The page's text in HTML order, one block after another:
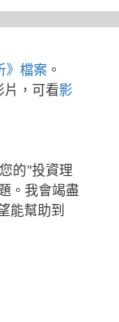
》檔案 。
，可看影
的"投資理
。我會竭盡
能幫助到